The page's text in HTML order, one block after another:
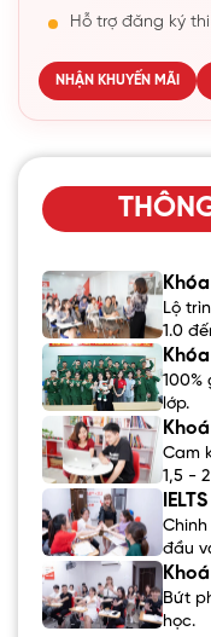
Hỗ trợ đăng ký
NHẬN KHUYẾN MÃI
Lộ
1.0
100%
lớp.
Cam
1,5 -
đầu
Bứt
học.